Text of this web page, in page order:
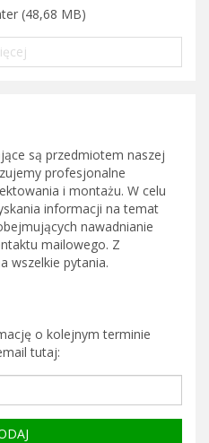
(48,68 MB)
są przedmiotem naszej
profesjonalne
i montażu. W celu
informacji na temat
nawadnianie
mailowego. Z
wszelkie pytania.
o kolejnym terminie
tutaj: